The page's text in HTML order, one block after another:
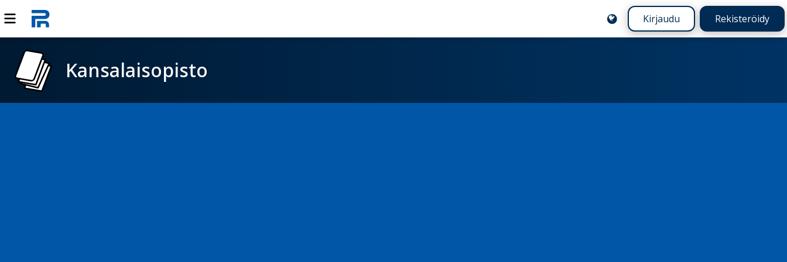
Kirjaudu Rekisteröidy
Kansalaisopisto